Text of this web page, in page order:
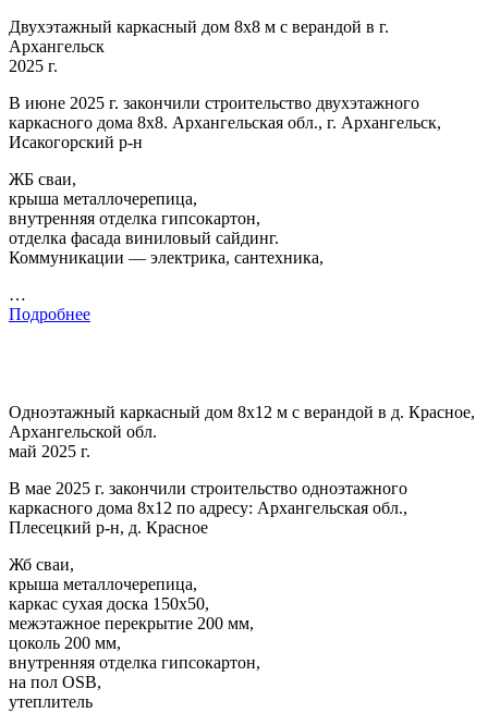
Двухэтажный каркасный дом 8х8 м с верандой в г.
Архангельск
2025 г.
В июне 2025 г. закончили строительство двухэтажного
каркасного дома 8х8. Архангельская обл., г. Архангельск,
Исакогорский р-н
ЖБ сваи,
крыша металлочерепица,
внутренняя отделка гипсокартон,
отделка фасада виниловый сайдинг.
Коммуникации — электрика, сантехника,
…
Подробнее
Одноэтажный каркасный дом 8х12 м с верандой в д. Красное,
Архангельской обл.
май 2025 г.
В мае 2025 г. закончили строительство одноэтажного
каркасного дома 8х12 по адресу: Архангельская обл.,
Плесецкий р-н, д. Красное
Жб сваи,
крыша металлочерепица,
каркас сухая доска 150х50,
межэтажное перекрытие 200 мм,
цоколь 200 мм,
внутренняя отделка гипсокартон,
на пол OSB,
утеплитель